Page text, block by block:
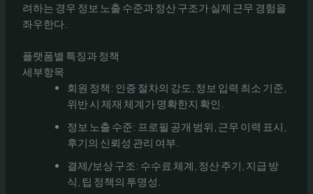
려하는 경우 정보 노출 수준과 정산 구조가 실제 근무 경험을
좌우한다.
플랫폼별 특징과 정책
세부항목
회원 정책: 인증 절차의 강도, 정보 입력 최소 기준,
위반 시 제재 체계가 명확한지 확인.
정보 노출 수준: 프로필 공개 범위, 근무 이력 표시,
후기의 신뢰성 관리 여부.
결제/보상 구조: 수수료 체계, 정산 주기, 지급 방
식, 팁 정책의 투명성.